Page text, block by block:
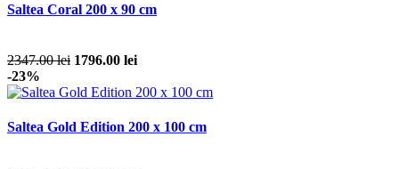
Saltea Coral 200 x 90 cm
2347.00 lei 1796.00 lei
-23%
Saltea Gold Edition 200 x 100 cm